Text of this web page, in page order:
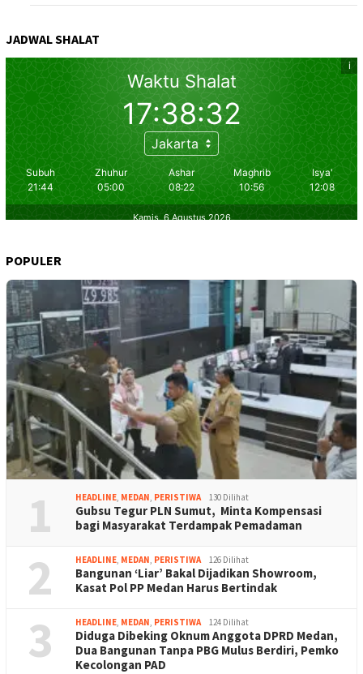
JADWAL SHALAT
POPULER
1 HEADLINE, MEDAN, PERISTIWA 130 Dilihat
Gubsu Tegur PLN Sumut, Minta Kompensasi
bagi Masyarakat Terdampak Pemadaman
2 HEADLINE, MEDAN, PERISTIWA 126 Dilihat
Bangunan ‘Liar’ Bakal Dijadikan Showroom,
Kasat Pol PP Medan Harus Bertindak
3 HEADLINE, MEDAN, PERISTIWA 124 Dilihat
Diduga Dibeking Oknum Anggota DPRD Medan,
Dua Bangunan Tanpa PBG Mulus Berdiri, Pemko
Kecolongan PAD